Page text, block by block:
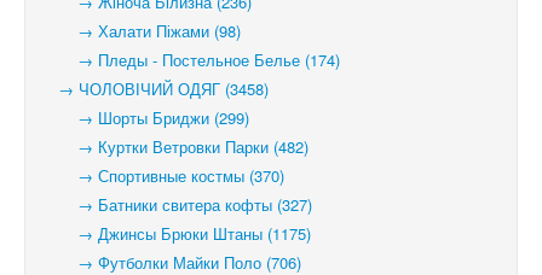
→ Халати Піжами (98)
→ Пледы - Постельное Белье (174)
→ ЧОЛОВІЧИЙ ОДЯГ (3458)
→ Шорты Бриджи (299)
→ Куртки Ветровки Парки (482)
→ Спортивные костмы (370)
→ Батники свитера кофты (327)
→ Джинсы Брюки Штаны (1175)
→ Футболки Майки Поло (706)